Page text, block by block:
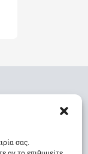
σας.